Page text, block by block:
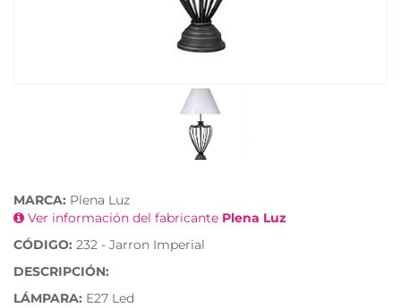
MARCA: Plena Luz
Ver información del fabricante Plena Luz
CÓDIGO: 232 - Jarron Imperial
DESCRIPCIÓN:
LÁMPARA: E27 Led